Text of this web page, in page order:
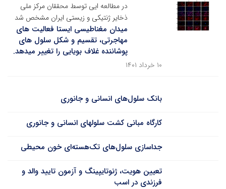
در مطالعه ایی توسط محققان مرکز ملی
ذخایر ژنتیکی و زیستی ایران مشخص شد
میدان مغناطیسی ایستا فعالیت های
مهاجرتی، تقسیم و شکل سلول های
پوشاننده غلاف بویایی را تغییر میدهد.
۱۰ خرداد ۱۴۰۱
بانک سلول‌های انسانی و جانوری
کارگاه مبانی کشت سلولهای انسانی و جانوری
جداسازی سلول‌های تک‌هسته‌ای خون محیطی
تعیین هویت، ژنوتایپینگ و آزمون تایید والد و
فرزندی در اسب